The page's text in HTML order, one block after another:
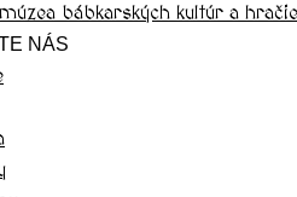
bábkarských kultúr a
NÁS